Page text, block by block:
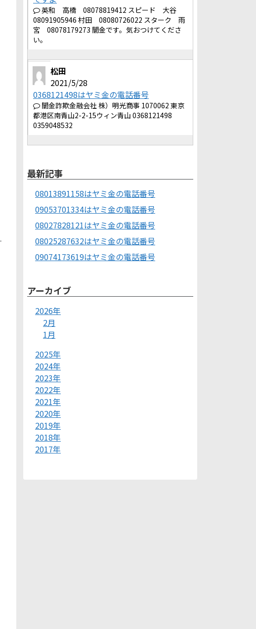
英和 高橋 08078819412 スピード 大谷
08091905946 村田 08080726022 スターク 雨
宮 08078179273 闇金です。気おつけてくださ
い。
松田
2021/5/28
0368121498はヤミ金の電話番号
闇金詐欺金融会社 株）明光商事 1070062 東京
都港区南青山2-2-15ウィン青山 0368121498
0359048532
最新記事
08013891158はヤミ金の電話番号
09053701334はヤミ金の電話番号
08027828121はヤミ金の電話番号
08025287632はヤミ金の電話番号
09074173619はヤミ金の電話番号
アーカイブ
2026年
2月
1月
2025年
2024年
2023年
2022年
2021年
2020年
2019年
2018年
2017年